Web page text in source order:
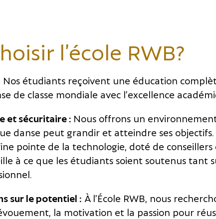
l’école RWB?
Nos étudiants reçoivent une éducation
de classe mondiale avec l’excellence
et sécuritaire : Nous offrons un
danse peut grandir et atteindre ses
pointe de la technologie, doté de conseillers
à ce que les étudiants soient soutenus tant
sur le potentiel : À l’École RWB, nous
la motivation et la passion pour